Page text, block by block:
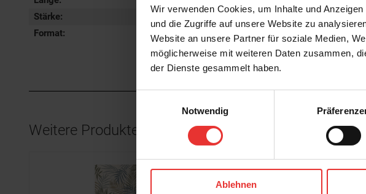
Wir verwenden Cookies, um Inhalte und
und die Zugriffe auf unsere Website zu
Website an unsere Partner für soziale Medien,
möglicherweise mit weiteren Daten zusammen,
der Dienste gesammelt haben.
Notwendig
Ablehnen
Stärke:
Format: 60x120 cm
Weitere Produkte aus der Serie